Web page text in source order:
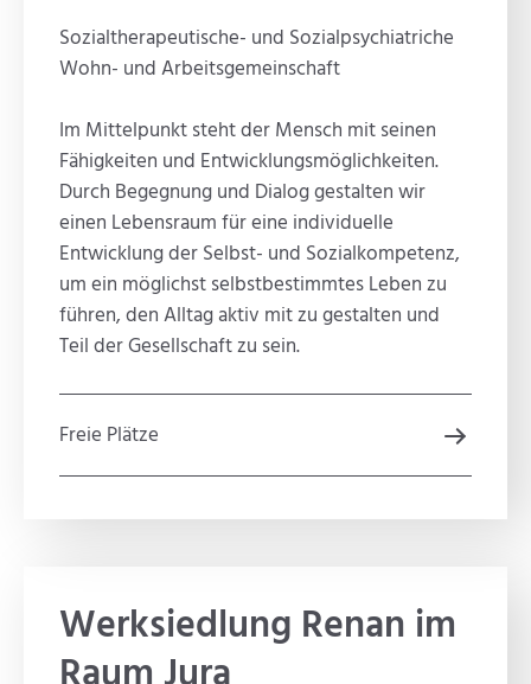
Sozialtherapeutische- und Sozialpsychiatriche
Wohn- und Arbeitsgemeinschaft
Im Mittelpunkt steht der Mensch mit seinen
Fähigkeiten und Entwicklungsmöglichkeiten.
Durch Begegnung und Dialog gestalten wir
einen Lebensraum für eine individuelle
Entwicklung der Selbst- und Sozialkompetenz,
um ein möglichst selbstbestimmtes Leben zu
führen, den Alltag aktiv mit zu gestalten und
Teil der Gesellschaft zu sein.
Freie Plätze
Werksiedlung Renan im